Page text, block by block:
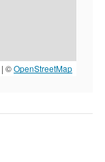
| ©OpenStreetMap